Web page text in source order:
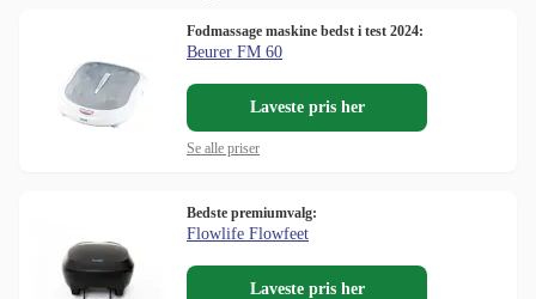
Fodmassage maskine bedst i test 2024:
Beurer FM 60
Laveste pris her
Se alle priser
Bedste premiumvalg:
Flowlife Flowfeet
Laveste pris her